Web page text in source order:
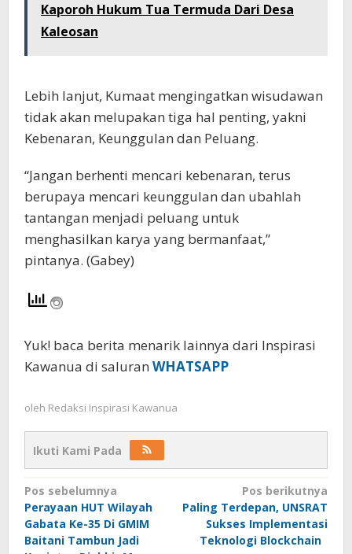
Kaporoh Hukum Tua Termuda Dari Desa
Kaleosan
Lebih lanjut, Kumaat mengingatkan wisudawan
tidak akan melupakan tiga hal penting, yakni
Kebenaran, Keunggulan dan Peluang.
“Jangan berhenti mencari kebenaran, terus
berupaya mencari keunggulan dan ubahlah
tantangan menjadi peluang untuk
menghasilkan karya yang bermanfaat,”
pintanya. (Gabey)
Yuk! baca berita menarik lainnya dari Inspirasi
Kawanua di saluran WHATSAPP
oleh Redaksi Inspirasi Kawanua
Ikuti Kami Pada
Navigasi
pos
Pos sebelumnya
Perayaan HUT Wilayah
Gabata Ke-35 Di GMIM
Baitani Tambun Jadi
Pos berikutnya
Paling Terdepan, UNSRAT
Sukses Implementasi
Teknologi Blockchain